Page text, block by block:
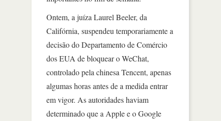
Ontem, a juíza Laurel Beeler, da
Califórnia, suspendeu temporariamente a
decisão do Departamento de Comércio
dos EUA de bloquear o WeChat,
controlado pela chinesa Tencent, apenas
algumas horas antes de a medida entrar
em vigor. As autoridades haviam
determinado que a Apple e o Google